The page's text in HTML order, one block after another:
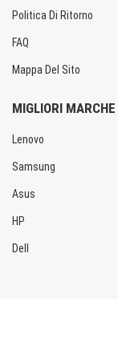
Politica Di Ritorno
FAQ
Mappa Del Sito
MIGLIORI MARCHE
Lenovo
Samsung
Asus
HP
Dell